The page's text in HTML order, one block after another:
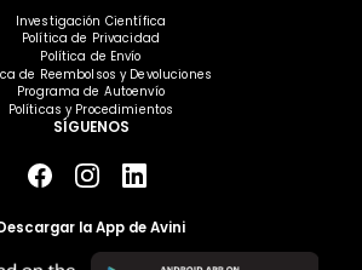
Investigación Científica
Política de Privacidad
Política de Envío
de Reembolsos y Devoluciones
Programa de Autoenvío
Políticas y Procedimientos
SÍGUENOS
la App de Avini